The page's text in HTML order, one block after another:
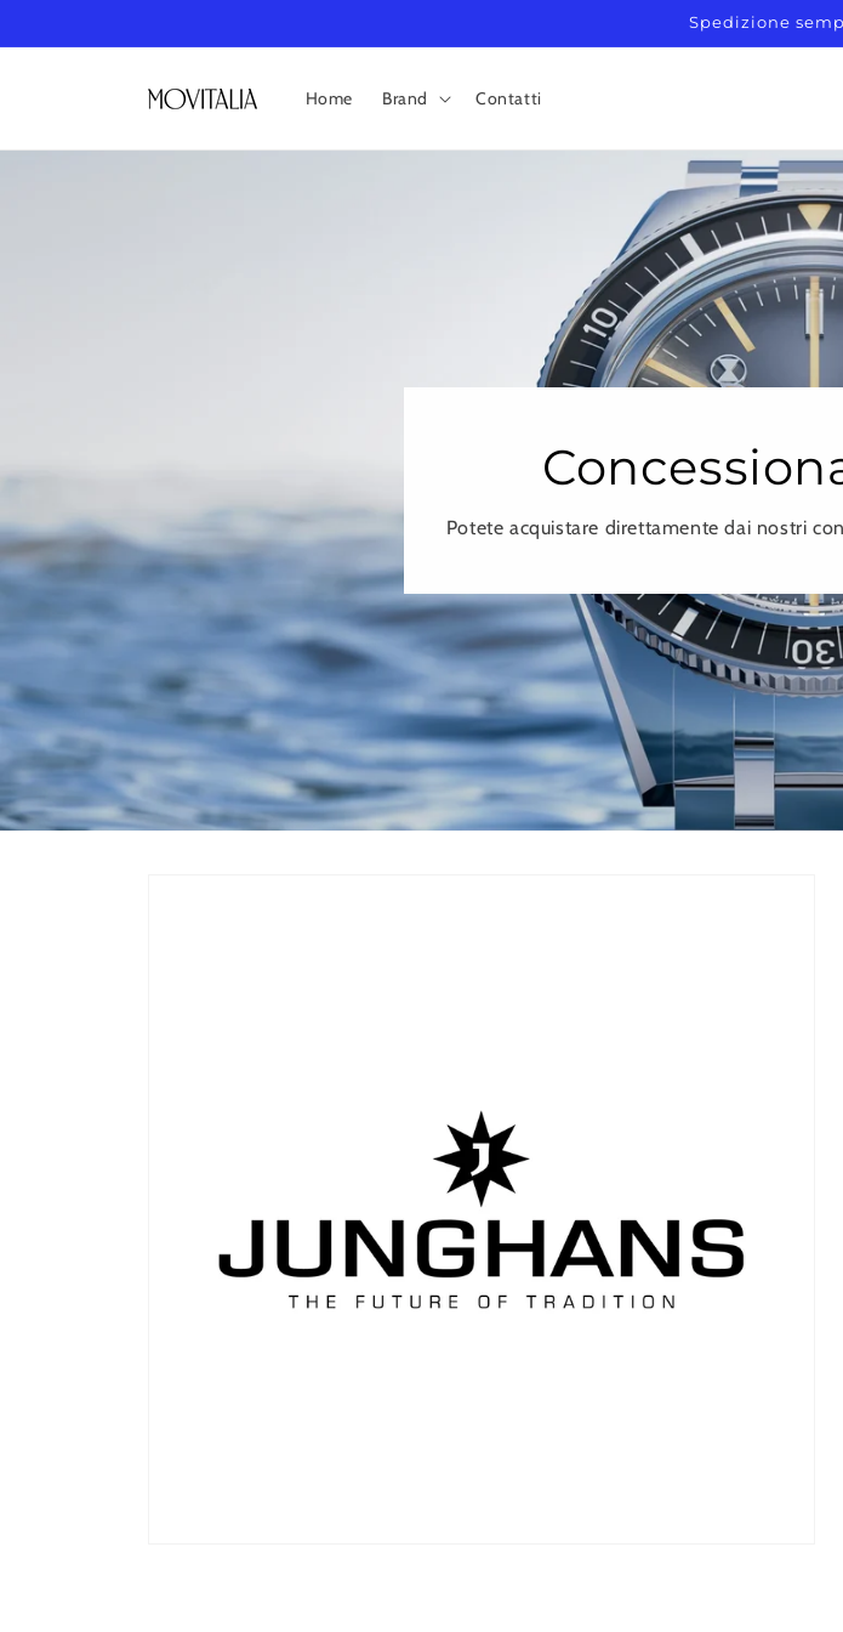
ai contenuti
Spedizione
Home Brand Contatti
Potete acquistare direttamente dai nostri